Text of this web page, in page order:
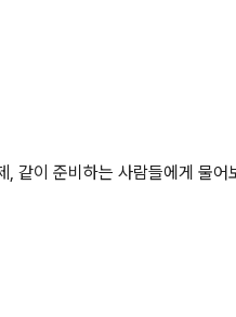
, 같이 준비하는 사람들에게 물어